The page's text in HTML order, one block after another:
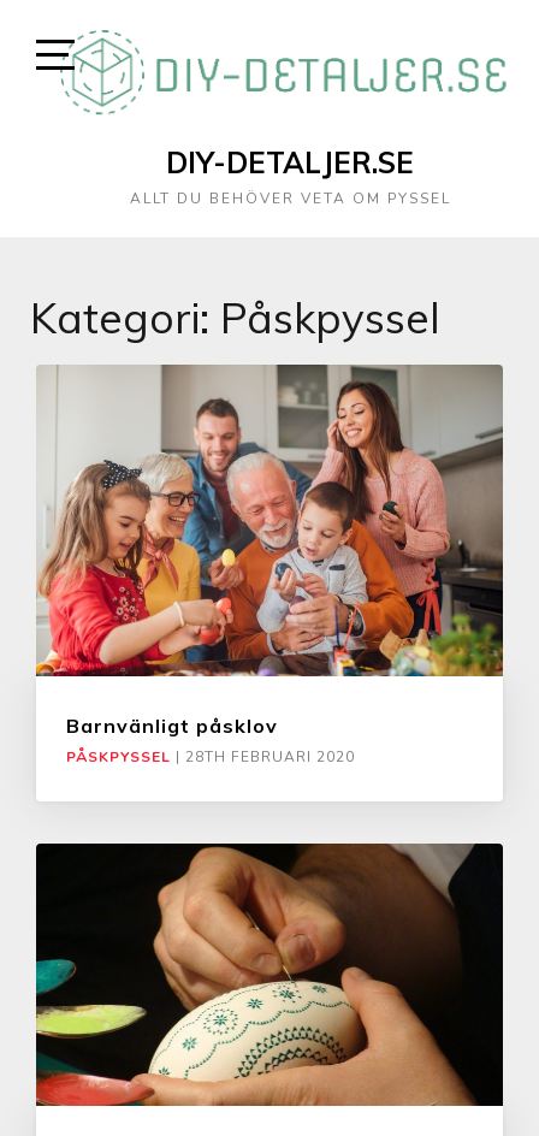
DIY-DETALJER.SE
ALLT DU BEHÖVER VETA OM PYSSEL
Kategori: Påskpyssel
Barnvänligt påsklov
PÅSKPYSSEL | 28TH FEBRUARI 2020